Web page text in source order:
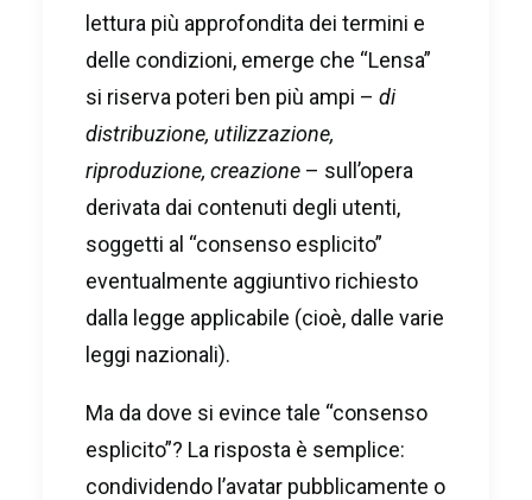
lettura più approfondita dei termini e
delle condizioni, emerge che “Lensa”
si riserva poteri ben più ampi – di
distribuzione, utilizzazione,
riproduzione, creazione – sull’opera
derivata dai contenuti degli utenti,
soggetti al “consenso esplicito”
eventualmente aggiuntivo richiesto
dalla legge applicabile (cioè, dalle varie
leggi nazionali).
Ma da dove si evince tale “consenso
esplicito”? La risposta è semplice:
condividendo l’avatar pubblicamente o